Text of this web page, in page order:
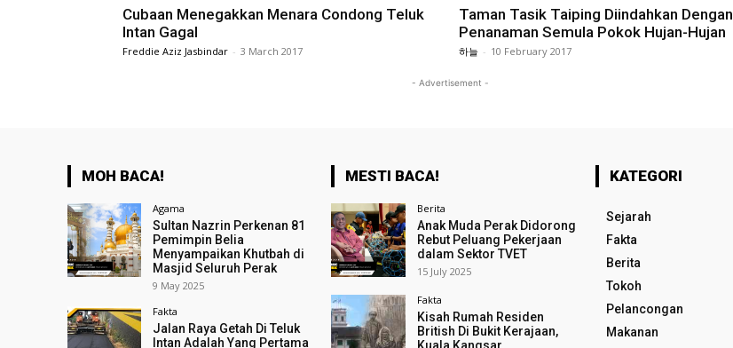
Cubaan Menegakkan Menara Condong Teluk
Intan Gagal
Freddie Aziz Jasbindar - 3 March 2017
Taman Tasik Taiping Diindahkan Dengan
Penanaman Semula Pokok Hujan-Hujan
하늘 - 10 February 2017
- Advertisement -
MOH BACA!
Agama
Sultan Nazrin Perkenan 81
Pemimpin Belia
Menyampaikan Khutbah di
Masjid Seluruh Perak
9 May 2025
Fakta
Jalan Raya Getah Di Teluk
Intan Adalah Yang Pertama
MESTI BACA!
Berita
Anak Muda Perak Didorong
Rebut Peluang Pekerjaan
dalam Sektor TVET
15 July 2025
Fakta
Kisah Rumah Residen
British Di Bukit Kerajaan,
KATEGORI
Sejarah
Fakta
Berita
Tokoh
Pelancongan
Makanan